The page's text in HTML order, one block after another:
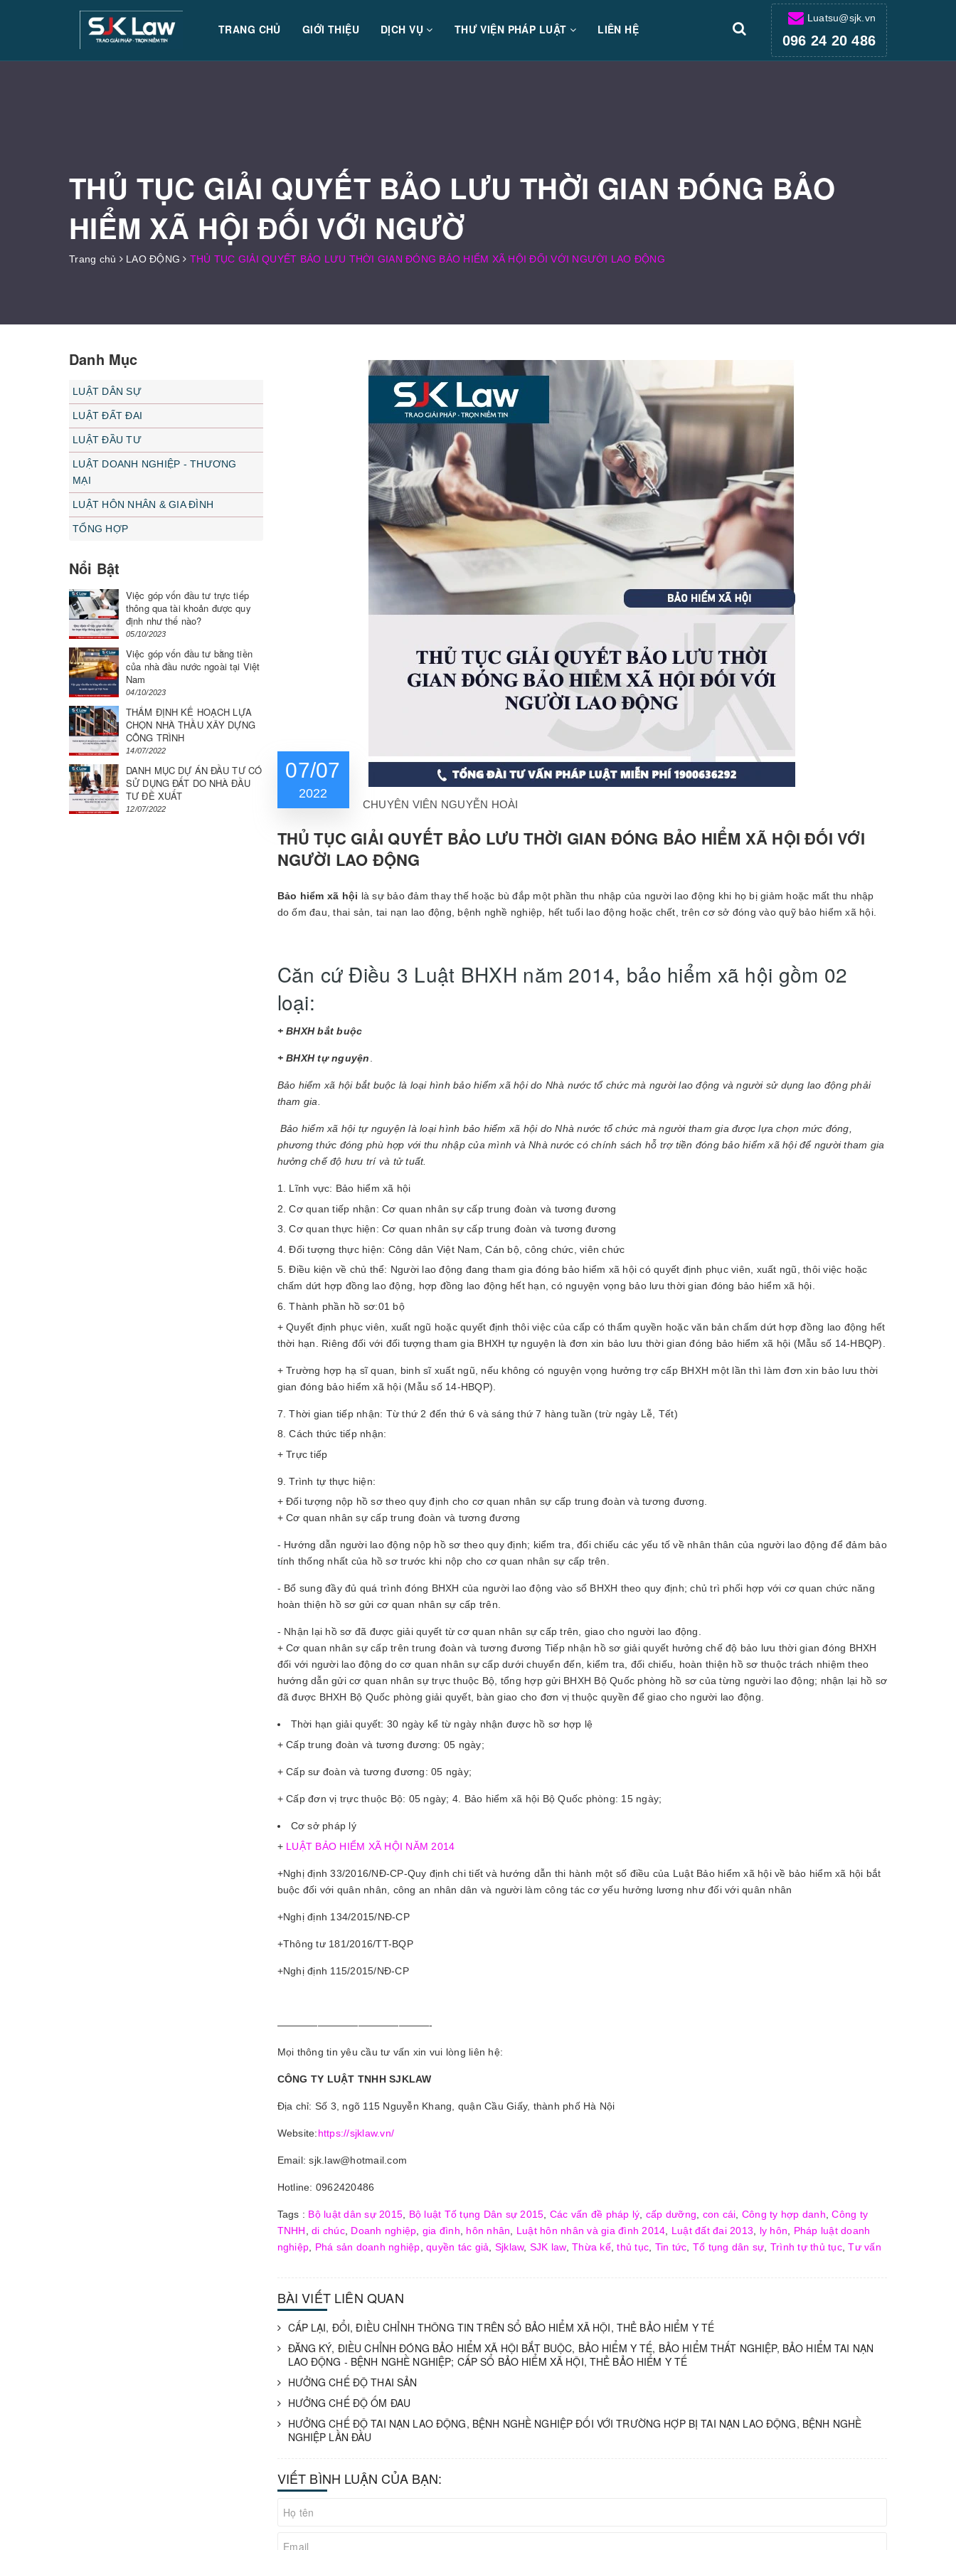
TRANG CHỦ GIỚI THIỆU DỊCH VỤ THƯ VIỆN PHÁP LUẬT LIÊN HỆ
Luatsu@sjk.vn
096 24 20 486
THỦ TỤC GIẢI QUYẾT BẢO LƯU THỜI GIAN ĐÓNG BẢO
HIỂM XÃ HỘI ĐỐI VỚI NGƯỜ
Trang chủ LAO ĐỘNG THỦ TỤC GIẢI QUYẾT BẢO LƯU THỜI GIAN ĐÓNG BẢO HIỂM XÃ HỘI ĐỐI VỚI NGƯỜI LAO ĐỘNG
07/07
2022
CHUYÊN VIÊN NGUYỄN HOÀI
THỦ TỤC GIẢI QUYẾT BẢO LƯU THỜI GIAN ĐÓNG BẢO HIỂM XÃ HỘI ĐỐI VỚI
NGƯỜI LAO ĐỘNG
Bảo hiểm xã hội là sự bảo đảm thay thế hoặc bù đắp một phần thu nhập của người lao động khi họ bị giảm hoặc mất thu nhập
do ốm đau, thai sản, tai nạn lao động, bệnh nghề nghiệp, hết tuổi lao động hoặc chết, trên cơ sở đóng vào quỹ bảo hiểm xã hội.
Căn cứ Điều 3 Luật BHXH năm 2014, bảo hiểm xã hội gồm 02
loại:
+ BHXH bắt buộc
+ BHXH tự nguyện
Bảo hiểm xã hội bắt buộc là loại hình bảo hiểm xã hội do Nhà nước tổ chức mà người lao động và người sử dụng lao động phải
tham gia.
Bảo hiểm xã hội tự nguyện là loại hình bảo hiểm xã hội do Nhà nước tổ chức mà người tham gia được lựa chọn mức đóng,
phương thức đóng phù hợp với thu nhập của mình và Nhà nước có chính sách hỗ trợ tiền đóng bảo hiểm xã hội để người tham gia
hưởng chế độ hưu trí và tử tuất.
Lĩnh vực: Bảo hiểm xã hội
Cơ quan tiếp nhận: Cơ quan nhân sự cấp trung đoàn và tương đương
Cơ quan thực hiện: Cơ quan nhân sự cấp trung đoàn và tương đương
Đối tượng thực hiện: Công dân Việt Nam, Cán bộ, công chức, viên chức
Điều kiện về chủ thể: Người lao động đang tham gia đóng bảo hiểm xã hội có quyết định phục viên, xuất ngũ, thôi việc hoặc
chấm dứt hợp đồng lao động, hợp đồng lao động hết hạn, có nguyện vọng bảo l­­ưu thời gian đóng bảo hiểm xã hội.
Thành phần hồ sơ:01 bộ
+ Quyết định phục viên, xuất ngũ hoặc quyết định thôi việc của cấp có thẩm quyền hoặc văn bản chấm dứt hợp đồng lao động hết
thời hạn. Riêng đối với đối tượng tham gia BHXH tự nguyện là đơn xin bảo lưu thời gian đóng bảo hiểm xã hội (Mẫu số 14-HBQP).
+ Trường hợp hạ sĩ quan, binh sĩ xuất ngũ, nếu không có nguyện vọng hưởng trợ cấp BHXH một lần thì làm đơn xin bảo lưu thời
gian đóng bảo hiểm xã hội (Mẫu số 14-HBQP).
Thời gian tiếp nhận: Từ thứ 2 đến thứ 6 và sáng thứ 7 hàng tuần (trừ ngày Lễ, Tết)
Cách thức tiếp nhận:
+ Trực tiếp
Trình tự thực hiện:
+ Đối tượng nộp hồ sơ theo quy định cho cơ quan nhân sự cấp trung đoàn và tương đương.
+ Cơ quan nhân sự cấp trung đoàn và tương đương
- Hướng dẫn người lao động nộp hồ sơ theo quy định; kiểm tra, đối chiếu các yếu tố về nhân thân của người lao động để đảm bảo
tính thống nhất của hồ sơ trước khi nộp cho cơ quan nhân sự cấp trên.
- Bổ sung đầy đủ quá trình đóng BHXH của người lao động vào sổ BHXH theo quy định; chủ trì phối hợp với cơ quan chức năng
hoàn thiện hồ sơ gửi cơ quan nhân sự cấp trên.
- Nhận lại hồ sơ đã được giải quyết từ cơ quan nhân sự cấp trên, giao cho người lao động.
+ Cơ quan nhân sự cấp trên trung đoàn và tương đương Tiếp nhận hồ sơ giải quyết hưởng chế độ bảo lưu thời gian đóng BHXH
đối với người lao động do cơ quan nhân sự cấp dưới chuyển đến, kiểm tra, đối chiếu, hoàn thiện hồ sơ thuộc trách nhiệm theo
hướng dẫn gửi cơ quan nhân sự trực thuộc Bộ, tổng hợp gửi BHXH Bộ Quốc phòng hồ sơ của từng người lao động; nhận lại hồ sơ
đã được BHXH Bộ Quốc phòng giải quyết, bàn giao cho đơn vị thuộc quyền để giao cho người lao động.
Thời hạn giải quyết: 30 ngày kể từ ngày nhận được hồ sơ hợp lệ
+ Cấp trung đoàn và tương đương: 05 ngày;
+ Cấp sư đoàn và tương đương: 05 ngày;
+ Cấp đơn vị trực thuộc Bộ: 05 ngày; 4. Bảo hiểm xã hội Bộ Quốc phòng: 15 ngày;
Cơ sở pháp lý
+ LUẬT BẢO HIỂM XÃ HỘI NĂM 2014
+Nghị định 33/2016/NĐ-CP-Quy định chi tiết và hướng dẫn thi hành một số điều của Luật Bảo hiểm xã hội về bảo hiểm xã hội bắt
buộc đối với quân nhân, công an nhân dân và người làm công tác cơ yếu hưởng lương như đối với quân nhân
+Nghị định 134/2015/NĐ-CP
+Thông tư 181/2016/TT-BQP
+Nghị định 115/2015/NĐ-CP
———————————————-
Mọi thông tin yêu cầu tư vấn xin vui lòng liên hệ:
CÔNG TY LUẬT TNHH SJKLAW
Địa chỉ: Số 3, ngõ 115 Nguyễn Khang, quận Cầu Giấy, thành phố Hà Nội
Website:https://sjklaw.vn/
Email: sjk.law@hotmail.com
Hotline: 0962420486
Tags : Bộ luật dân sự 2015 Bộ luật Tố tụng Dân sự 2015 Các vấn đề pháp lý cấp dưỡng con cái Công ty hợp danh ,Công ty
TNHH
di chúc, Doanh nghiệp gia đình hôn nhân Luật hôn nhân và gia đình 2014 Luật đất đai 2013 ly hôn
Pháp luật doanh
nghiệp
Phá sản doanh nghiệp quyền tác giả Sjklaw, SJK law, Thừa kế,thủ tục Tin tức Tố tụng dân sự Trình tự thủ tục,Tư vấn
BÀI VIẾT LIÊN QUAN
CẤP LẠI, ĐỔI, ĐIỀU CHỈNH THÔNG TIN TRÊN SỔ BẢO HIỂM XÃ HỘI, THẺ BẢO HIỂM Y TẾ
ĐĂNG KÝ, ĐIỀU CHỈNH ĐÓNG BẢO HIỂM XÃ HỘI BẮT BUỘC, BẢO HIỂM Y TẾ, BẢO HIỂM THẤT NGHIỆP, BẢO HIỂM TAI NẠN
LAO ĐỘNG - BỆNH NGHỀ NGHIỆP; CẤP SỔ BẢO HIỂM XÃ HỘI, THẺ BẢO HIỂM Y TẾ
HƯỞNG CHẾ ĐỘ THAI SẢN
HƯỞNG CHẾ ĐỘ ỐM ĐAU
HƯỞNG CHẾ ĐỘ TAI NẠN LAO ĐỘNG, BỆNH NGHỀ NGHIỆP ĐỐI VỚI TRƯỜNG HỢP BỊ TAI NẠN LAO ĐỘNG, BỆNH NGHỀ
NGHIỆP LẦN ĐẦU
VIẾT BÌNH LUẬN CỦA BẠN:
Danh Mục
LUẬT DÂN SỰ
LUẬT ĐẤT ĐAI
LUẬT ĐẦU TƯ
LUẬT DOANH NGHIỆP - THƯƠNG
MẠI
LUẬT HÔN NHÂN & GIA ĐÌNH
TỔNG HỢP
Nổi Bật
Việc góp vốn đầu tư trực tiếp
thông qua tài khoản được quy
định như thế nào?
05/10/2023
Việc góp vốn đầu tư bằng tiền
của nhà đầu nước ngoài tại Việt
Nam
04/10/2023
THẨM ĐỊNH KẾ HOẠCH LỰA
CHỌN NHÀ THẦU XÂY DỰNG
CÔNG TRÌNH
14/07/2022
DANH MỤC DỰ ÁN ĐẦU TƯ CÓ
SỬ DỤNG ĐẤT DO NHÀ ĐẦU
TƯ ĐỀ XUẤT
12/07/2022